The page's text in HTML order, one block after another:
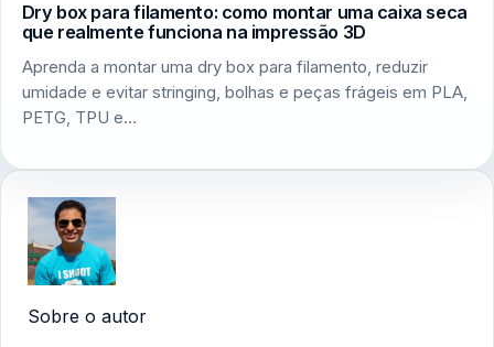
Dry box para filamento: como montar uma caixa seca
que realmente funciona na impressão 3D
Aprenda a montar uma dry box para filamento, reduzir
umidade e evitar stringing, bolhas e peças frágeis em PLA,
PETG, TPU e…
Sobre o autor